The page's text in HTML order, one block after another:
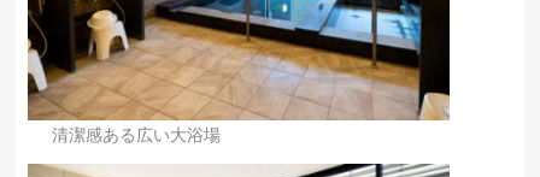
清潔感ある広い大浴場